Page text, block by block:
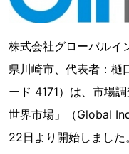
株式会社グローバルイ
県川崎市、代表者：樋
ード 4171）は、市場
世界市場」（Global
22日より開始しました。